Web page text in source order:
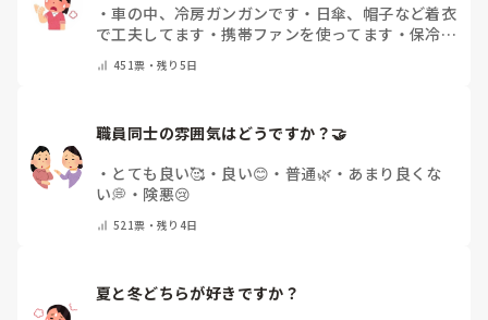
・車の中、冷房ガンガンです ・ 日傘、帽子など着衣
で工夫してます ・携帯ファンを使ってます ・ 保冷剤
ん ・その他（コメントで教えて下さい）
451票・残り5日
職員同士の雰囲気はどうですか？🤝
・ とても良い🥰 ・ 良い😊 ・ 普通🌿 ・ あまり良くな
い💭 ・ 険悪😢
521票・残り4日
夏と冬どちらが好きですか？